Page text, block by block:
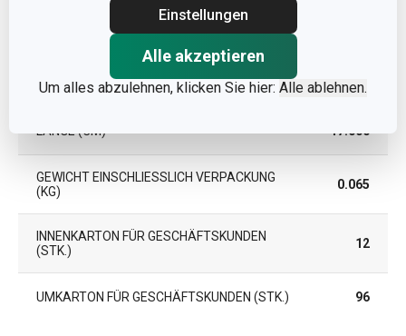
Einstellungen
Alle akzeptieren
Um alles abzulehnen, klicken Sie hier: Alle ablehnen.
HÖHE (CM) 1.900
LÄNGE (CM) 17.000
GEWICHT EINSCHLIESSLICH VERPACKUNG (
KG)
0.065
INNENKARTON FÜR GESCHÄFTSKUNDEN
(STK.)
12
UMKARTON FÜR GESCHÄFTSKUNDEN (STK.) 96